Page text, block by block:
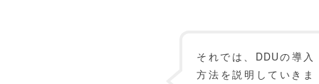
それでは、DDUの導入
方法を説明していきま